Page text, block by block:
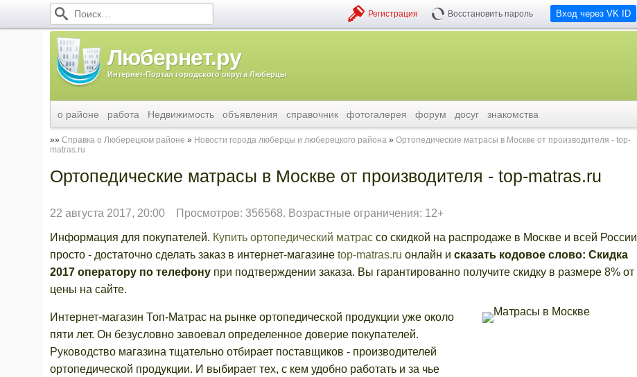
Вход через VK ID
Регистрация Восстановить пароль
Любернет.ру
Интернет-Портал городского округа Люберцы
о районе работа Недвижимость объявления справочник фотогалерея форум досуг знакомства
Справка о Люберецком районе Новости города люберцы и люберецкого района
Ортопедические матрасы в Москве от производителя - top-
matras.ru
Ортопедические матрасы в Москве от производителя - top-matras.ru
22 августа 2017, 20:00 Просмотров: 356568. Возрастные ограничения: 12+
Информация для покупателей. Купить ортопедический матрас со скидкой на распродаже в Москве и всей России
просто - достаточно сделать заказ в интернет-магазине top-matras.ru онлайн и сказать кодовое слово: Скидка
2017 оператору по телефону при подтверждении заказа. Вы гарантированно получите скидку в размере 8% от
цены на сайте.
Интернет-магазин Топ-Матрас на рынке ортопедической продукции уже около
пяти лет. Он безусловно завоевал определенное доверие покупателей.
Руководство магазина тщательно отбирает поставщиков - производителей
ортопедической продукции. И выбирает тех, с кем удобно работать и за чье